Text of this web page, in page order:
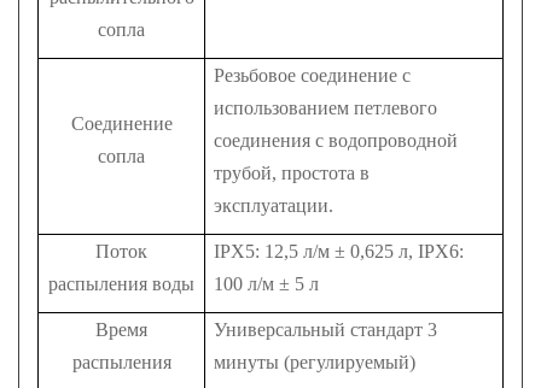
сопла
Соединение
сопла
Резьбовое соединение с
использованием петлевого
соединения с водопроводной
трубой, простота в
эксплуатации.
Поток
распыления воды
IPX5: 12,5 л/м ± 0,625 л, IPX6:
100 л/м ± 5 л
Время
распыления
Универсальный стандарт 3
минуты (регулируемый)